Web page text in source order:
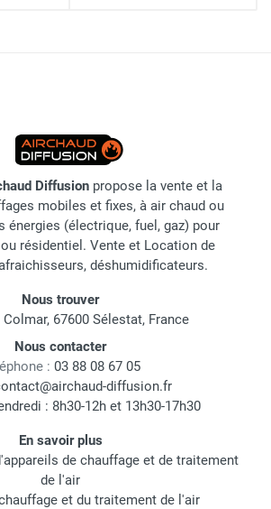
Diffusion propose la vente et la
mobiles et fixes, à air chaud ou
énergies (électrique, fuel, gaz) pour
résidentiel. Vente et Location de
déshumidificateurs.
Nous trouver
67600 Sélestat, France
Nous contacter
: 03 88 08 67 05
diffusion.fr
: 8h30-12h et 13h30-17h30
En savoir plus
de chauffage et de traitement
de l'air
et du traitement de l'air